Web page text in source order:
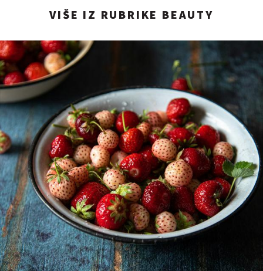
VIŠE IZ RUBRIKE BEAUTY